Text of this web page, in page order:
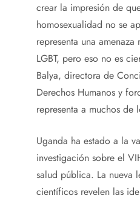
crear la impresión de
homosexualidad no se
representa una
LGBT, pero eso no es
Balya, directora de
Derechos Humanos y
representa a muchos de
Uganda ha estado a la
investigación sobre el
salud pública. La nueva
científicos revelen las